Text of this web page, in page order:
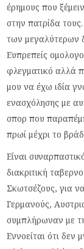
έρημους που
στην πατρίδα
των μεγαλύτερων
Ευπρεπείς
φλεγματικό αλλά
μου να έχω ιδία
ενασχόλησης με
σπορ που
πρωί μέχρι το
Είναι
διακριτική
Σκωτσέζους, για
Γερμανούς,
συμπλήρωναν με
Εννοείται ότι